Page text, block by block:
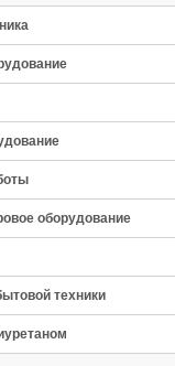
оборудование
техники